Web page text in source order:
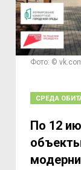
Фото: ©
СРЕДА
По 12